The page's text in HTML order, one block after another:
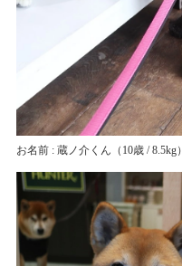
お名前 : 蔵ノ介くん （10歳 / 8.5kg）